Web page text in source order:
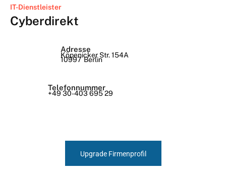
IT-Dienstleister
Cyberdirekt
Adresse
Köpenicker Str. 154A
10997 Berlin
Telefonnummer
+49 30-403 695 29
Upgrade Firmenprofil